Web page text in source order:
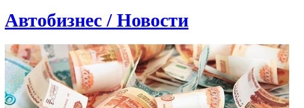
Автобизнес / Новости